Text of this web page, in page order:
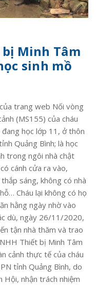
Minh Tâm
sinh mồ
trang web Nối vòng
(MS155) của cháu
học lớp 11, ở thôn
Quảng Bình; là học
trong ngôi nhà chật
cánh cửa ra vào,
sáng, không có nhà
Cháu lại không có họ
hằng ngày nhờ vào
dù, ngày 26/11/2020,
tận nhà thăm và trao
Thiết bị Minh Tâm
cảnh thực tế của cháu
tỉnh Quảng Bình, do
Hội, nhận trách nhiệm